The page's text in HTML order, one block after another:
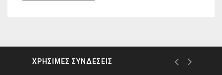
ΧΡΗΣΙΜΕΣ ΣΥΝΔΕΣΕΙΣ